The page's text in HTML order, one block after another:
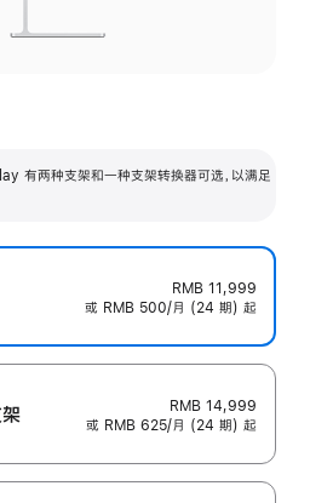
有两种支架和一种支架转换器可选，以满足
RMB 11,999
或 RMB 500/月 (24 期) 起
RMB 14,999
或 RMB 625/月 (24 期) 起